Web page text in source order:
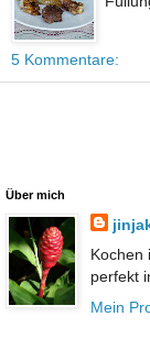
5 Kommentare:
Über mich
Kochen
perfekt
Mein